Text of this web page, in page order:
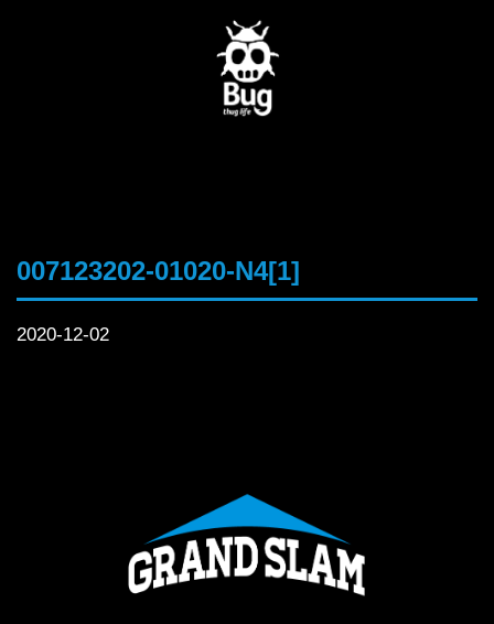
007123202-01020-N4[1]
2020-12-02